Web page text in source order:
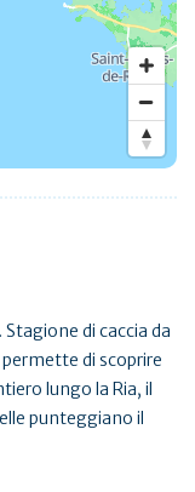
di caccia da
di scoprire
lungo la Ria, il
punteggiano il